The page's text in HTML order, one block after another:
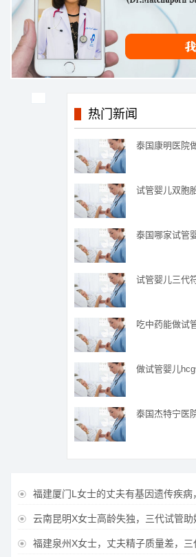
热门新闻
泰国康明医院
试管婴儿双胞
泰国哪家试管
试管婴儿三代
吃中药能做试
做试管婴儿hcg
泰国杰特宁医
 福建厦门L女士的丈夫有基因遗传疾
 云南昆明X女士高龄失独，三代试管
 福建泉州X女士，丈夫精子质量差，